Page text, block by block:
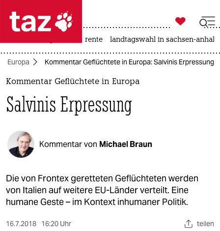
 taz zahl ich
taz zahl ich
politik
öko
gesellschaft
kultur
sport
berlin

taz zahl ich
rente landtagswahl in sachsen-anhalt
Europa Kommentar Geflüchtete in Europa: Salvinis Erpressung
Kommentar Geflüchtete in Europa
Salvinis Erpressung
Kommentar von Michael Braun
Die von Frontex geretteten Geflüchteten werden
von Italien auf weitere EU-Länder verteilt. Eine
humane Geste – im Kontext inhumaner Politik.
16.7.2018 16:20 Uhr teilen